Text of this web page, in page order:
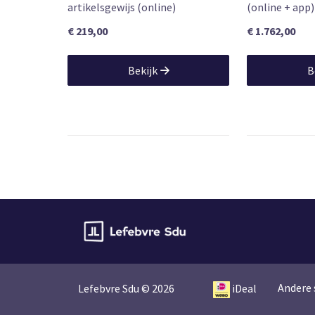
artikelsgewijs (online)
€ 219,00
Bekijk
(online + app)
€ 1.762,00
Lefebvre Sdu © 2026 iDeal Andere